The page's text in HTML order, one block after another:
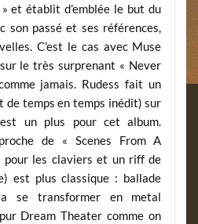
et établit d’emblée le but du
son passé et ses références,
C’est le cas avec Muse
le très surprenant « Never
jamais. Rudess fait un
temps en temps inédit) sur
un plus pour cet album.
de « Scenes From A
pour les claviers et un riff de
est plus classique : ballade
se transformer en metal
Dream Theater comme on